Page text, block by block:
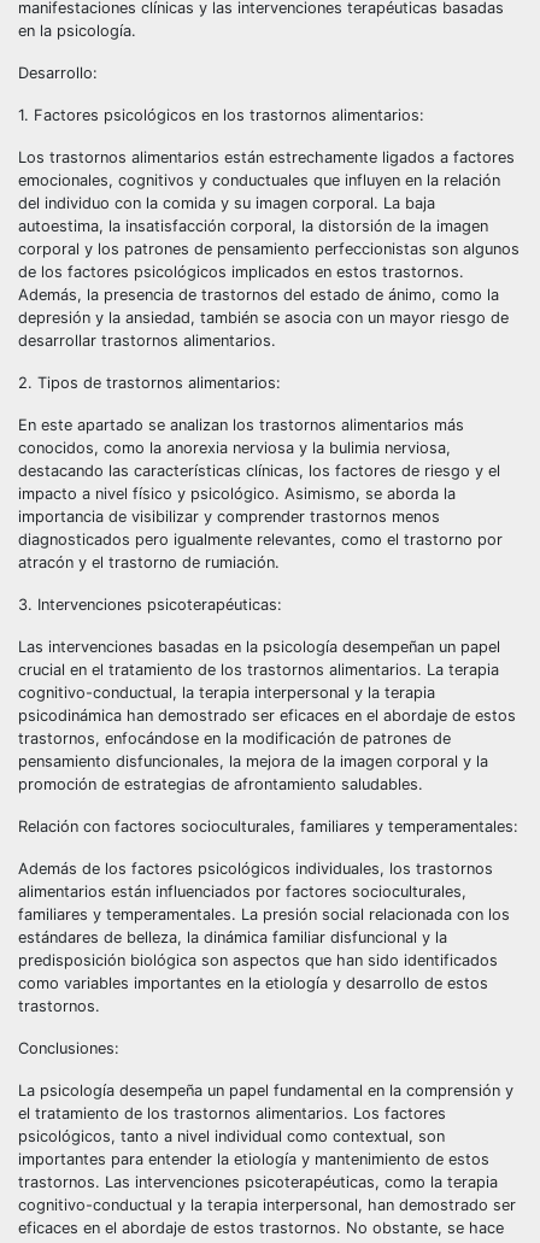
manifestaciones clínicas y las intervenciones terapéuticas basadas
en la psicología.
Desarrollo:
1. Factores psicológicos en los trastornos alimentarios:
Los trastornos alimentarios están estrechamente ligados a factores
emocionales, cognitivos y conductuales que influyen en la relación
del individuo con la comida y su imagen corporal. La baja
autoestima, la insatisfacción corporal, la distorsión de la imagen
corporal y los patrones de pensamiento perfeccionistas son algunos
de los factores psicológicos implicados en estos trastornos.
Además, la presencia de trastornos del estado de ánimo, como la
depresión y la ansiedad, también se asocia con un mayor riesgo de
desarrollar trastornos alimentarios.
2. Tipos de trastornos alimentarios:
En este apartado se analizan los trastornos alimentarios más
conocidos, como la anorexia nerviosa y la bulimia nerviosa,
destacando las características clínicas, los factores de riesgo y el
impacto a nivel físico y psicológico. Asimismo, se aborda la
importancia de visibilizar y comprender trastornos menos
diagnosticados pero igualmente relevantes, como el trastorno por
atracón y el trastorno de rumiación.
3. Intervenciones psicoterapéuticas:
Las intervenciones basadas en la psicología desempeñan un papel
crucial en el tratamiento de los trastornos alimentarios. La terapia
cognitivo-conductual, la terapia interpersonal y la terapia
psicodinámica han demostrado ser eficaces en el abordaje de estos
trastornos, enfocándose en la modificación de patrones de
pensamiento disfuncionales, la mejora de la imagen corporal y la
promoción de estrategias de afrontamiento saludables.
Relación con factores socioculturales, familiares y temperamentales:
Además de los factores psicológicos individuales, los trastornos
alimentarios están influenciados por factores socioculturales,
familiares y temperamentales. La presión social relacionada con los
estándares de belleza, la dinámica familiar disfuncional y la
predisposición biológica son aspectos que han sido identificados
como variables importantes en la etiología y desarrollo de estos
trastornos.
Conclusiones:
La psicología desempeña un papel fundamental en la comprensión y
el tratamiento de los trastornos alimentarios. Los factores
psicológicos, tanto a nivel individual como contextual, son
importantes para entender la etiología y mantenimiento de estos
trastornos. Las intervenciones psicoterapéuticas, como la terapia
cognitivo-conductual y la terapia interpersonal, han demostrado ser
eficaces en el abordaje de estos trastornos. No obstante, se hace